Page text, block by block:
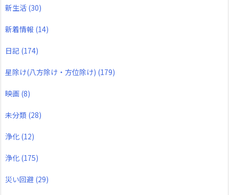
新生活 (30)
新着情報 (14)
日記 (174)
星除け(八方除け・方位除け) (179)
映画 (8)
未分類 (28)
浄化 (12)
浄化 (175)
災い回避 (29)